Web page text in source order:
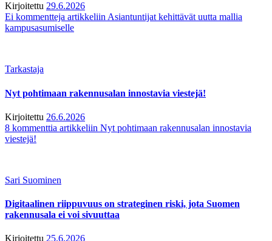
Kirjoitettu 29.6.2026
Ei kommentteja artikkeliin Asiantuntijat kehittävät uutta mallia
kampusasumiselle
Tarkastaja
Nyt pohtimaan rakennusalan innostavia viestejä!
Kirjoitettu 26.6.2026
8 kommenttia artikkeliin Nyt pohtimaan rakennusalan innostavia
viestejä!
Sari Suominen
Digitaalinen riippuvuus on strateginen riski, jota Suomen
rakennusala ei voi sivuuttaa
Kirjoitettu 25.6.2026